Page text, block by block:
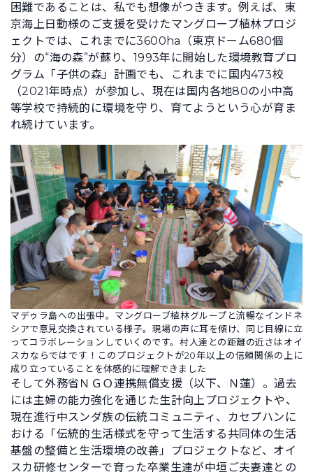
困難であることは、私でも想像がつきます。例えば、東
京海上日動様のご支援を受けたマングローブ植林プロジ
ェクトでは、これまでに3600ha（東京ドーム680個
分）の“海の森”が蘇り、1993年に開始した環境教育プロ
グラム「子供の森」計画でも、これまでに国内473校
（2021年時点）が参加し、現在は国内各地80の小中高
等学校で持続的に環境を守り、育てようという心が育ま
れ続けています。
マデゥラ島への出張中。マングローブ植林グループと流暢なインドネ
シアで意見交換されている様子。現場の声に耳を傾け、同じ目線に立
ってコラボレーションしていくのです。村人達との距離の近さはオイ
スカならではです！このプロジェクトが20年以上の信頼関係の上に
成り立っていることを体感的に理解できました
そして外務省ＮＧＯ連携無償支援（以下、Ｎ蓮）。過去
には主婦の能力強化を通じた生計向上プロジェクトや、
現在進行中スンダ族の伝統コミュニティ、カセプハンに
おける「伝統的生活様式を守って生活する共同体の生活
基盤の整備と生活環境の改善」プロジェクトなど、オイ
スカ研修センターで育った卒業生達が中垣ご夫妻達との